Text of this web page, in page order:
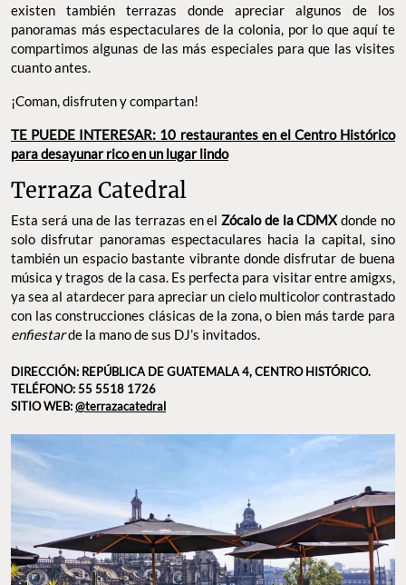
existen también terrazas donde apreciar algunos de los
panoramas más espectaculares de la colonia, por lo que aquí te
compartimos algunas de las más especiales para que las visites
cuanto antes.
¡Coman, disfruten y compartan!
TE PUEDE INTERESAR: 10 restaurantes en el Centro Histórico
para desayunar rico en un lugar lindo
Terraza Catedral
Esta será una de las terrazas en el Zócalo de la CDMX donde no
solo disfrutar panoramas espectaculares hacia la capital, sino
también un espacio bastante vibrante donde disfrutar de buena
música y tragos de la casa. Es perfecta para visitar entre amigxs,
ya sea al atardecer para apreciar un cielo multicolor contrastado
con las construcciones clásicas de la zona, o bien más tarde para
enfiestarde la mano de sus DJ’s invitados.
DIRECCIÓN: REPÚBLICA DE GUATEMALA 4, CENTRO HISTÓRICO.
TELÉFONO: 55 5518 1726
SITIO WEB:@terrazacatedral